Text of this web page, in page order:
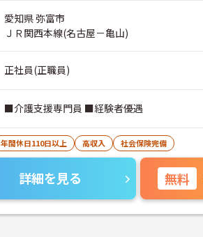
愛知県 弥富市
ＪＲ関西本線(名古屋－亀山)
正社員(正職員)
■介護支援専門員 ■経験者優遇
年間休日110日以上 高収入 社会保険完備
詳細を見る 無料